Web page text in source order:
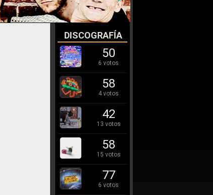
DISCOGRAFÍA
50
6 votos
58
4 votos
42
13 votos
58
15 votos
77
6 votos